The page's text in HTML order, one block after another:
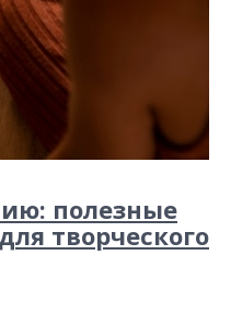
полезные
творческого